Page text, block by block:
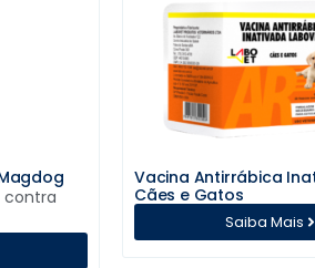
contra
Saiba Mais
Vacina Antirrábica
Cães e Gatos